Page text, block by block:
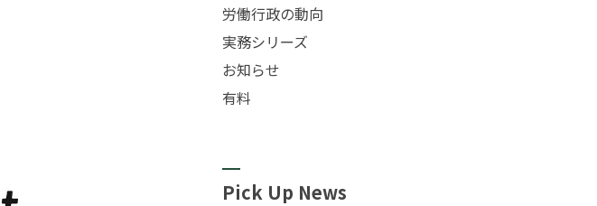
労働行政の動向
実務シリーズ
お知らせ
有料
Pick Up News